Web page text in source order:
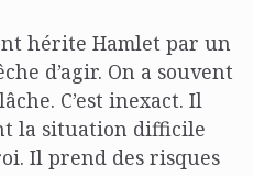
hérite Hamlet par un
d’agir. On a souvent
C’est inexact. Il
la situation difficile
Il prend des risques